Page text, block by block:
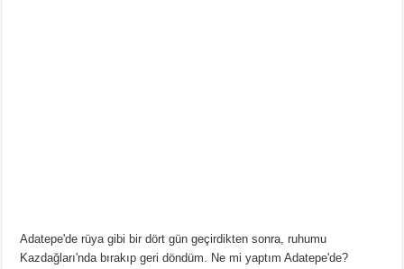
Adatepe'de rüya gibi bir dört gün geçirdikten sonra, ruhumu
Kazdağları'nda bırakıp geri döndüm. Ne mi yaptım Adatepe'de?